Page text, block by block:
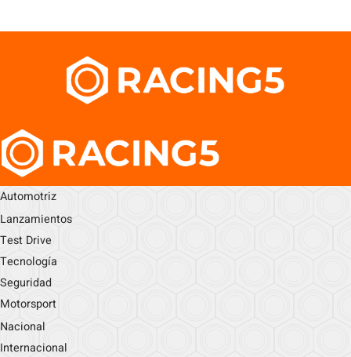
Automotriz
Lanzamientos
Test Drive
Tecnología
Seguridad
Motorsport
Nacional
Internacional